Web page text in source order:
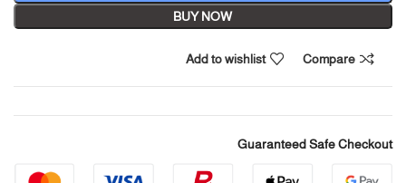
BUY NOW
Compare
Add to wishlist
Guaranteed Safe Checkout